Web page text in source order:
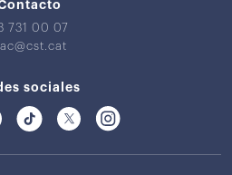
731 00 07
sociales